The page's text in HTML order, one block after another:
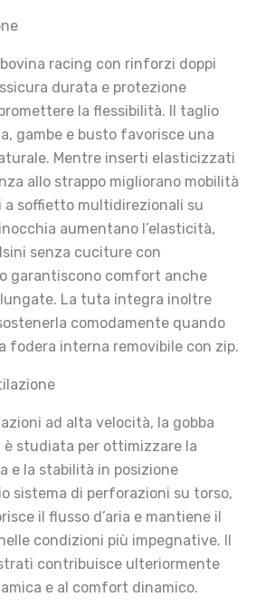
racing con rinforzi doppi
durata e protezione
la flessibilità. Il taglio
gambe e busto favorisce una
Mentre inserti elasticizzati
allo strappo migliorano mobilità
a soffietto multidirezionali su
aumentano l’elasticità,
senza cuciture con
garantiscono comfort anche
La tuta integra inoltre
comodamente quando
fodera interna removibile con zip.
ad alta velocità, la gobba
è studiata per ottimizzare la
e la stabilità in posizione
sistema di perforazioni su torso,
il flusso d’aria e mantiene il
condizioni più impegnative. Il
contribuisce ulteriormente
e al comfort dinamico.